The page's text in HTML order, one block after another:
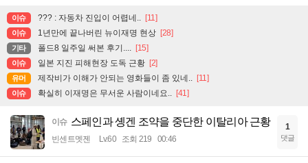
이슈 ??? : 자동차 진입이 어렵네.. [11]
이슈 1년만에 끝나버린 뉴이재명 현상 [28]
기타 폴드8 일주일 써본 후기.... [15]
이슈 일본 지진 피해현장 도독 근황 [2]
유머 제작비가 이해가 안되는 영화들이 좀 있네.. [11]
이슈 확실히 이재명은 무서운 사람이네요.. [41]
이슈 스페인과 솅겐 조약을 중단한 이탈리아 근황
빈센트멧젠 Lv.60 조회 219 00:46
1
댓글